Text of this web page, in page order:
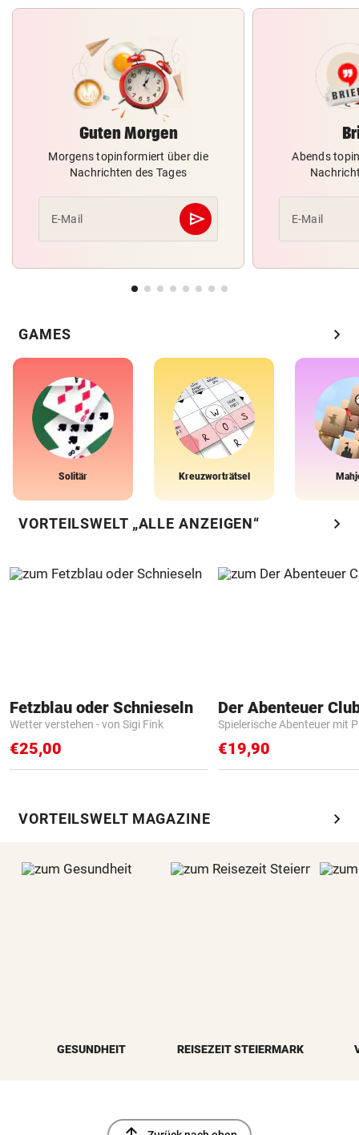
Guten Morgen
Morgens topinformiert über die
Nachrichten des Tages
E-Mail send
Abschicken
Abends
E-Mail
GAMES chevron_right
Solitär Kreuzworträtsel
VORTEILSWELT „ALLE ANZEIGEN“ chevron_right
Fetzblau oder Schnieseln
Wetter verstehen - von Sigi Fink
€25,00
Der Abenteuer
Spielerische Abenteuer mit
€19,90
VORTEILSWELT MAGAZINE chevron_right
GESUNDHEIT REISEZEIT STEIERMARK